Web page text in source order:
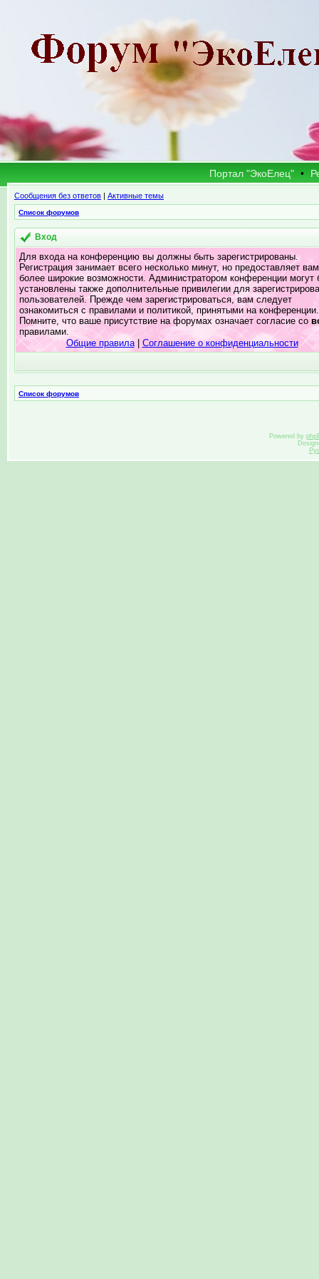
Портал "ЭкоЕлец" •
Сообщения без ответов | Активные темы
Список форумов
Вход
Для входа на конференцию вы должны быть зарегистрированы.
Регистрация занимает всего несколько минут, но предоставляет вам
более широкие возможности. Администратором конференции могут
установлены также дополнительные привилегии для
пользователей. Прежде чем зарегистрироваться, вам следует
ознакомиться с правилами и политикой, принятыми на конференции.
Помните, что ваше присутствие на форумах означает согласие со
правилами.
Общие правила| Соглашение о конфиденциальности
Список форумов
Powered by